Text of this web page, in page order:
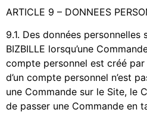
ARTICLE 9 – DONNEES
9.1. Des données
BIZBILLE lorsqu’une
compte personnel est créé
d’un compte personnel n’est
une Commande sur le Site, le
de passer une Commande en